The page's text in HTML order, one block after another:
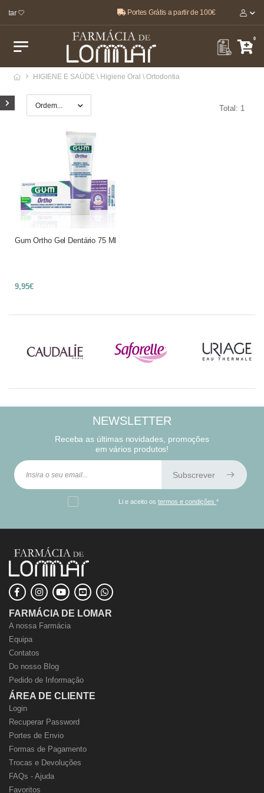
🤍 Portes Grátis a partir de 100€
0
HIGIENE E SAÚDE \ Higiene Oral \ Ortodontia
Total: 1
Gum Ortho Gel Dentário 75 Ml
9,95€
NEWSLETTER
Receba as últimas novidades, promoções
em vários produtos!
Subscrever
Li e aceito ostermos e condições*
FARMÁCIA DE LOMAR
A nossa Farmácia
Equipa
Contatos
Do nosso Blog
Pedido de Informação
ÁREA DE CLIENTE
Login
Recuperar Password
Portes de Envio
Formas de Pagamento
Trocas e Devoluções
FAQs - Ajuda
Favoritos